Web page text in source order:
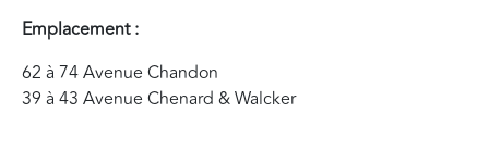
Emplacement :
62 à 74 Avenue Chandon
39 à 43 Avenue Chenard & Walcker